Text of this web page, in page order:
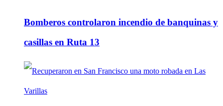
Bomberos controlaron incendio de banquinas y
casillas en Ruta 13